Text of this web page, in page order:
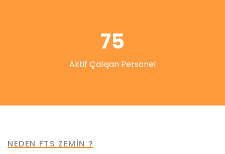
75
Aktif Çalışan Personel
NEDEN FTS ZEMİN ?